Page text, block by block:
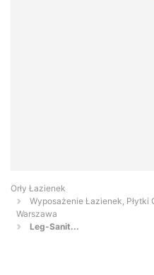
Orły Łazienek
Wyposażenie Łazienek,
Warszawa
Leg-Sanit...